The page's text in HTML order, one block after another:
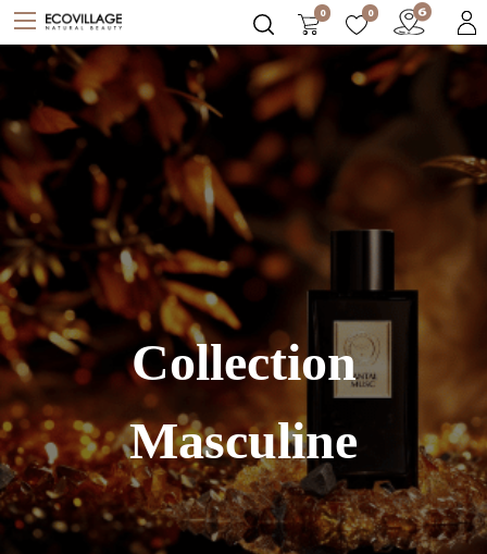
0 0
Collection
Masculine